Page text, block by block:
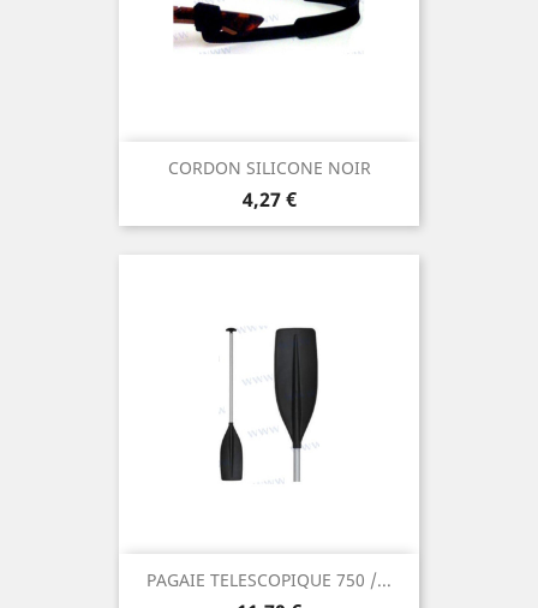
CORDON SILICONE NOIR
Prix
4,27 €
PAGAIE TELESCOPIQUE 750 /...